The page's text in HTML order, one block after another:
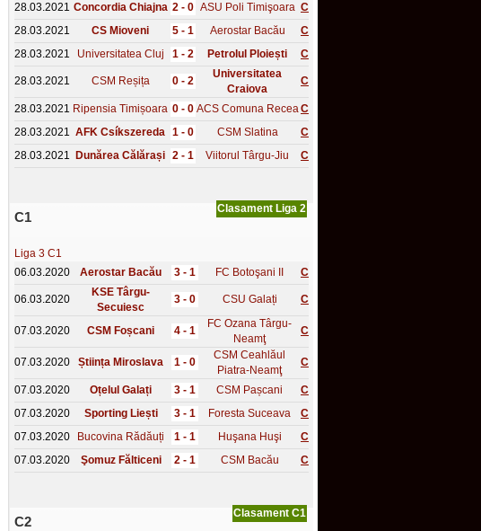
28.03.2021 Concordia Chiajna 2 - 0 ASU Poli Timişoara C
28.03.2021
CS Mioveni 5 - 1 Aerostar Bacău
C
28.03.2021
Universitatea Cluj 1 - 2 Petrolul Ploiești C
28.03.2021 CSM Reșița 0 - 2
Universitatea
Craiova
C
28.03.2021 Ripensia Timișoara 0 - 0 ACS Comuna ReceaC
28.03.2021 AFK Csíkszereda 1 - 0 CSM Slatina
C
28.03.2021
Dunărea Călărași 2 - 1 Viitorul Târgu-Jiu C
Clasament Liga 2
C1
Liga 3 C1
06.03.2020
Aerostar Bacău 3 - 1 FC Botoşani II C
06.03.2020
KSE Târgu-
Secuiesc
3 - 0 CSU Galați C
07.03.2020 CSM Foșcani 4 - 1
FC Ozana Târgu-
Neamţ
C
07.03.2020 Știința Miroslava 1 - 0
CSM Ceahlăul
Piatra-Neamţ
C
07.03.2020 Oțelul Galați 3 - 1 CSM Pașcani
C
07.03.2020
Sporting Liești 3 - 1 Foresta Suceava
C
07.03.2020
Bucovina Rădăuți 1 - 1 Huşana Huşi
C
07.03.2020
Şomuz Fălticeni 2 - 1 CSM Bacău C
Clasament C1
C2